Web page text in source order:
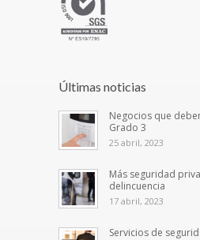
Últimas noticias
Negocios que
Grado 3
25 abril, 2023
Más seguridad
delincuencia
17 abril, 2023
Servicios de